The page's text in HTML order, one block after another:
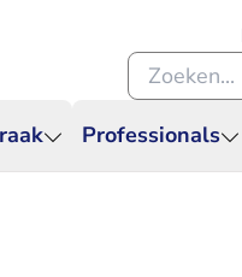
Professionals
Zoeken